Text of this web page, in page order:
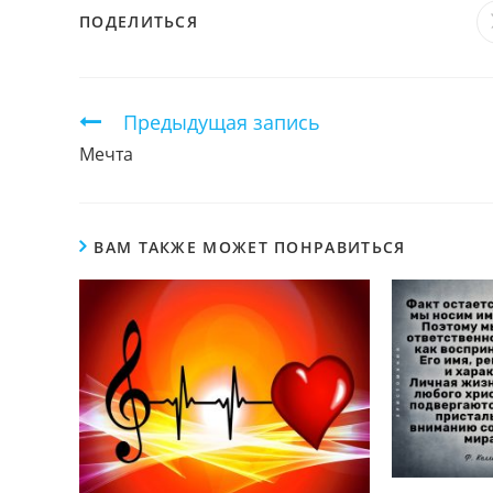
ПОДЕЛИТЬСЯ
Продолжить
чтение
Предыдущая запись
Мечта
ВАМ ТАКЖЕ МОЖЕТ ПОНРАВИТЬСЯ